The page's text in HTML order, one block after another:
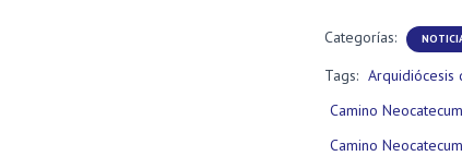
Categorías:
Tags: Arquidiócesis
Camino
Camino